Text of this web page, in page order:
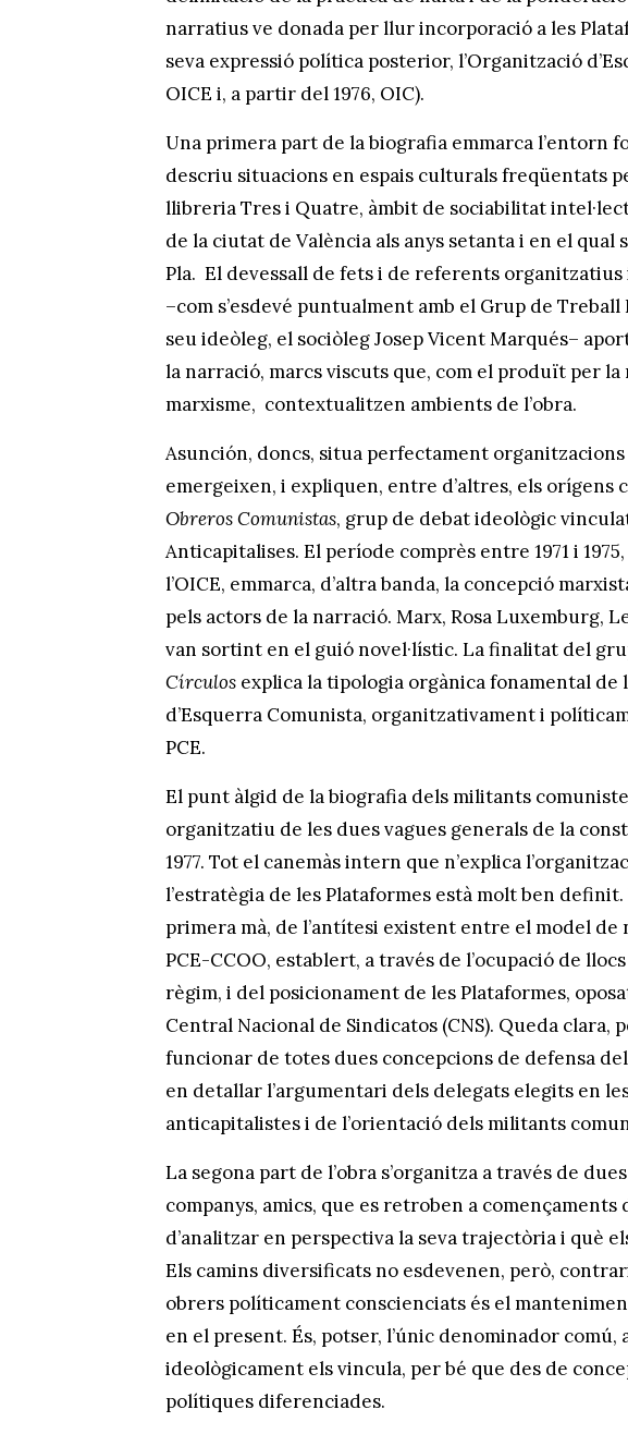
narratius ve donada per llur incorporació a les
seva expressió política posterior, l’Organització
OICE i, a partir del 1976, OIC).
Una primera part de la biografia emmarca l’entorn
descriu situacions en espais culturals freqüentats
llibreria Tres i Quatre, àmbit de sociabilitat
de la ciutat de València als anys setanta i en el qual
Pla. El devessall de fets i de referents organitzatius
–com s’esdevé puntualment amb el Grup de
seu ideòleg, el sociòleg Josep Vicent Marqués–
la narració, marcs viscuts que, com el produït per
marxisme, contextualitzen ambients de l’obra.
Asunción, doncs, situa perfectament
emergeixen, i expliquen, entre d’altres, els orígens
Obreros Comunistas, grup de debat ideològic
Anticapitalises. El període comprès entre 1971 i
l’OICE, emmarca, d’altra banda, la concepció
pels actors de la narració. Marx, Rosa Luxemburg,
van sortint en el guió novel·lístic. La finalitat del
Círculos explica la tipologia orgànica fonamental
d’Esquerra Comunista, organitzativament i
PCE.
El punt àlgid de la biografia dels militants
organitzatiu de les dues vagues generals de la
1977. Tot el canemàs intern que n’explica
l’estratègia de les Plataformes està molt ben
primera mà, de l’antítesi existent entre el model
PCE-CCOO, establert, a través de l’ocupació de
règim, i del posicionament de les Plataformes,
Central Nacional de Sindicatos (CNS). Queda clara,
funcionar de totes dues concepcions de defensa
en detallar l’argumentari dels delegats elegits en
anticapitalistes i de l’orientació dels militants
La segona part de l’obra s’organitza a través de
companys, amics, que es retroben a
d’analitzar en perspectiva la seva trajectòria i què
Els camins diversificats no esdevenen, però,
obrers políticament conscienciats és el
en el present. És, potser, l’únic denominador
ideològicament els vincula, per bé que des de
polítiques diferenciades.